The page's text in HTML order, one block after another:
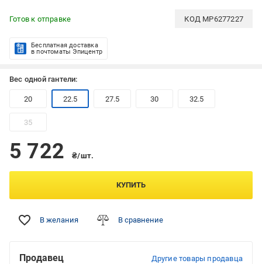
Готов к отправке КОД MP6277227
Бесплатная доставка
в почтоматы Эпицентр
Вес одной гантели:
20 22.5 27.5 30 32.5
35
5 722 ₴/шт.
КУПИТЬ
В желания В сравнение
Продавец Другие товары продавца